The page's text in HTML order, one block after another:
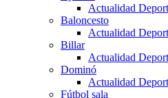
Actualidad
Baloncesto
Actualidad
Billar
Actualidad
Dominó
Actualidad
Fútbol sala